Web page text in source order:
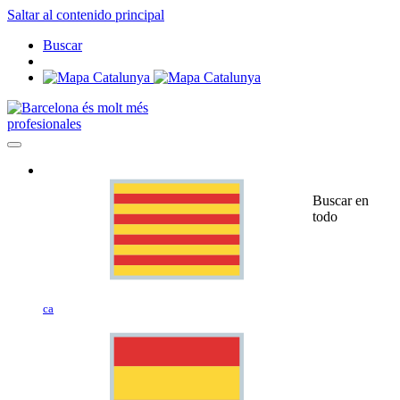
Saltar al contenido principal
Buscar
profesionales
ca
Buscar en
todo